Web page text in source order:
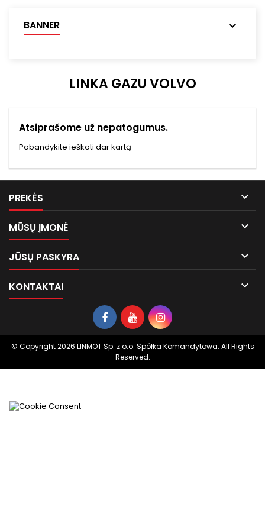
BANNER
LINKA GAZU VOLVO
Atsiprašome už nepatogumus.
Pabandykite ieškoti dar kartą
PREKĖS 
MŪSŲ ĮMONĖ 
JŪSŲ PASKYRA 
KONTAKTAI 
© Copyright 2026 LINMOT Sp. z o.o. Spółka Komandytowa. All Rights
Reserved.